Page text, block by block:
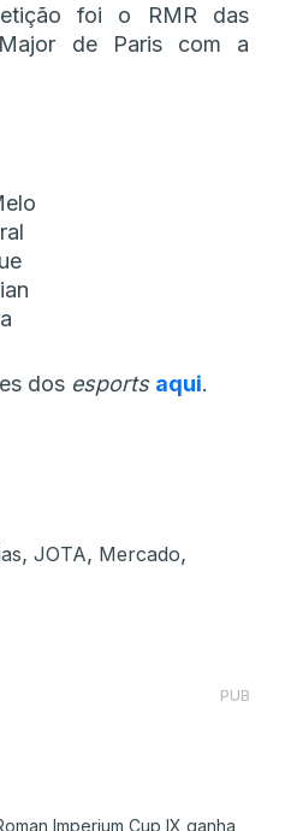
foi o RMR das
de Paris com a
dos esports aqui.
, JOTA, Mercado,
PUB
Imperium Cup IX ganha